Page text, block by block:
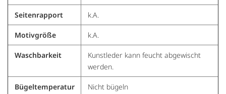
Seitenrapport k.A.
Motivgröße k.A.
Waschbarkeit
Kunstleder kann feucht abgewischt
werden.
Bügeltemperatur Nicht bügeln